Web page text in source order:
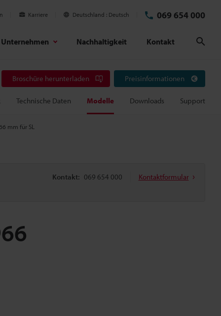
Karriere Deutschland Deutsch 069 654 000
Unternehmen Nachhaltigkeit Kontakt
Broschüre herunterladen Preisinformationen
Technische Daten Modelle Downloads Support
mm für SL
Kontakt: 069 654 000 Kontaktformular